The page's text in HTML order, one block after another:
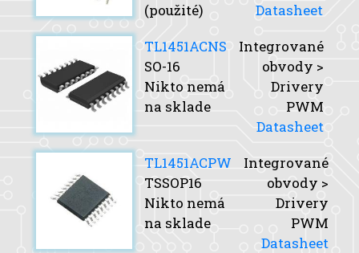
(použité)
Datasheet
TL1451ACNS
SO-16
Nikto nemá
na sklade
Integrované
obvody >
Drivery
PWM
Datasheet
TL1451ACPW
TSSOP16
Nikto nemá
na sklade
Integrované
obvody >
Drivery
PWM
Datasheet